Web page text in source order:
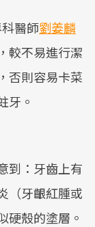
醫師劉姜麟
較不易進行潔
否則容易卡菜
牙。
到：牙齒上有
（牙齦紅腫或
硬殼的塗層。